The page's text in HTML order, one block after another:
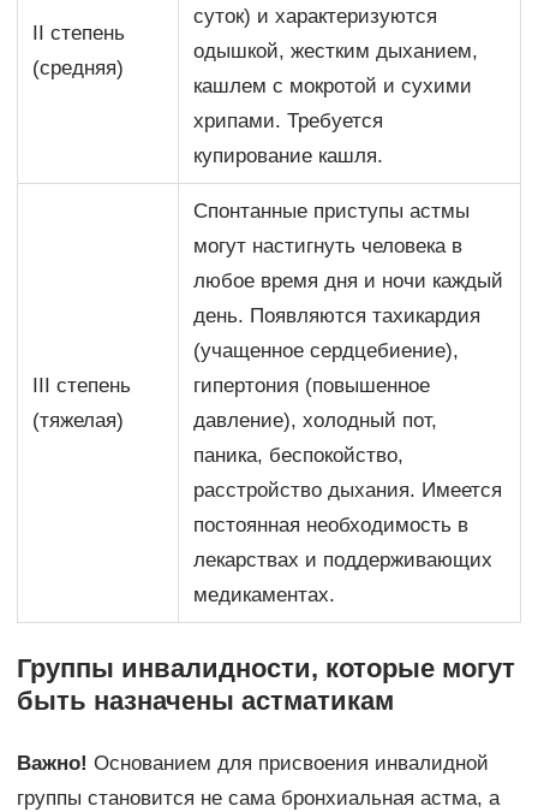
II степень
(средняя)
суток) и характеризуются
одышкой, жестким дыханием,
кашлем с мокротой и сухими
хрипами. Требуется
купирование кашля.
III степень
(тяжелая)
Спонтанные приступы астмы
могут настигнуть человека в
любое время дня и ночи каждый
день. Появляются тахикардия
(учащенное сердцебиение),
гипертония (повышенное
давление), холодный пот,
паника, беспокойство,
расстройство дыхания. Имеется
постоянная необходимость в
лекарствах и поддерживающих
медикаментах.
Группы инвалидности, которые могут
быть назначены астматикам
Важно! Основанием для присвоения инвалидной
группы становится не сама бронхиальная астма, а